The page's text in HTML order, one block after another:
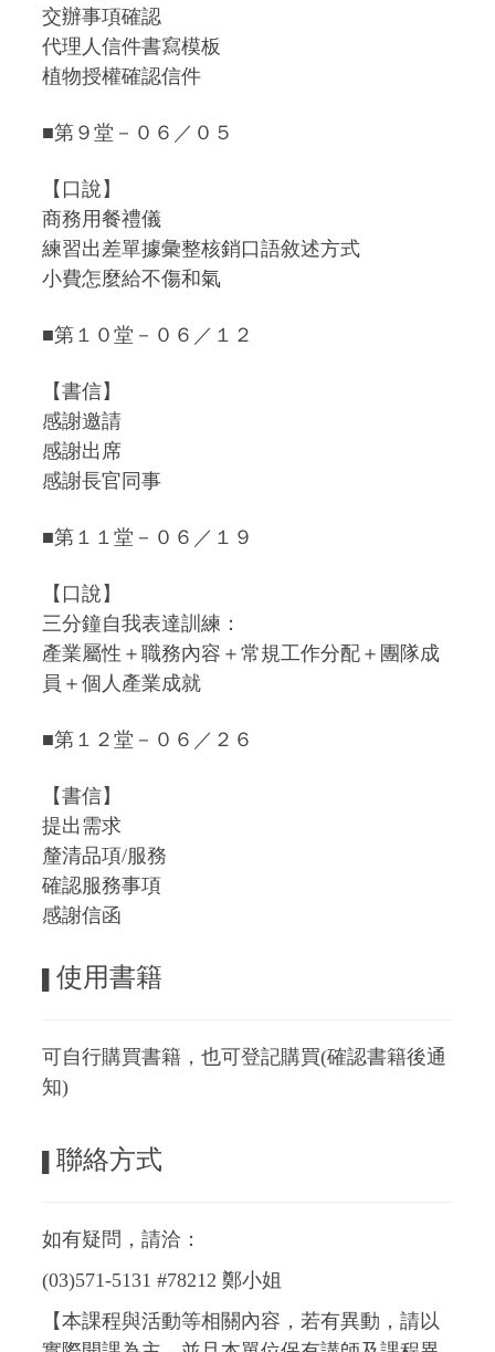
交辦事項確認
代理人信件書寫模板
植物授權確認信件
■第９堂－０６／０５
【口說】
商務用餐禮儀
練習出差單據彙整核銷口語敘述方式
小費怎麼給不傷和氣
■第１０堂－０６／１２
【書信】
感謝邀請
感謝出席
感謝長官同事
■第１１堂－０６／１９
【口說】
三分鐘自我表達訓練：
產業屬性＋職務內容＋常規工作分配＋團隊成
員＋個人產業成就
■第１２堂－０６／２６
【書信】
提出需求
釐清品項/服務
確認服務事項
感謝信函
使用書籍
可自行購買書籍，也可登記購買(確認書籍後通
知)
聯絡方式
如有疑問，請洽：
(03)571-5131 #78212 鄭小姐
【本課程與活動等相關內容，若有異動，請以